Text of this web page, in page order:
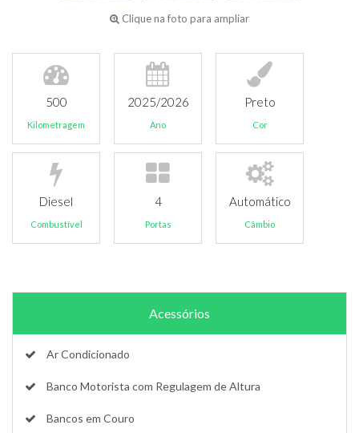
Clique na foto para ampliar
500
Kilometragem
2025/2026
Ano
Preto
Cor
Diesel
Combustível
4
Portas
Automático
Câmbio
Acessórios
Ar Condicionado
Banco Motorista com Regulagem de Altura
Bancos em Couro